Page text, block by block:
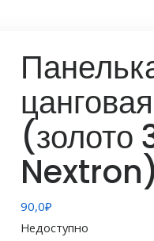
(золото
Nextron)
90,0₽
Недоступно